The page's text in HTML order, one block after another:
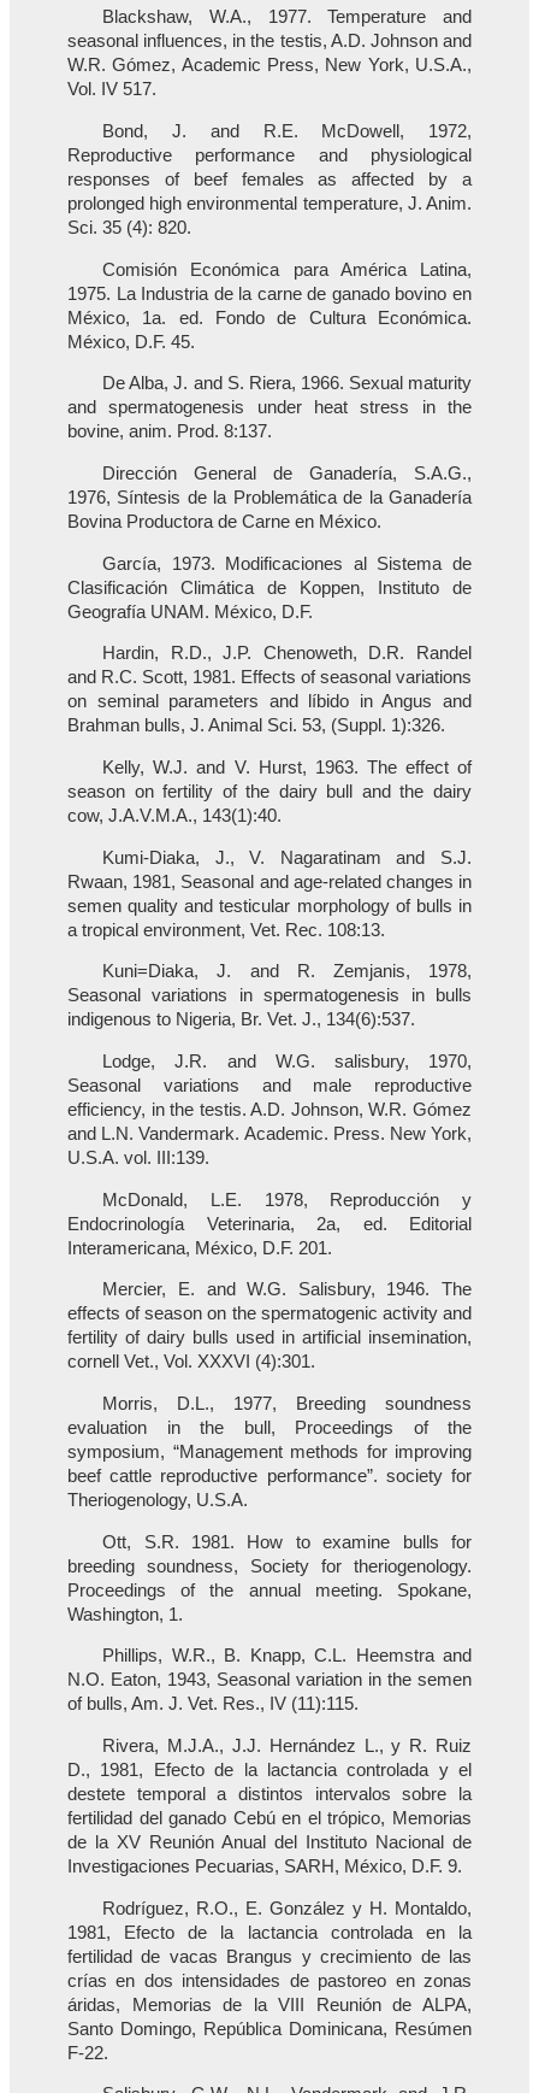
Blackshaw, W.A., 1977. Temperature and
seasonal influences, in the testis, A.D. Johnson and
W.R. Gómez, Academic Press, New York, U.S.A.,
Vol. IV 517.
Bond, J. and R.E. McDowell, 1972,
Reproductive performance and physiological
responses of beef females as affected by a
prolonged high environmental temperature, J. Anim.
Sci. 35 (4): 820.
Comisión Económica para América Latina,
1975. La Industria de la carne de ganado bovino en
México, 1a. ed. Fondo de Cultura Económica.
México, D.F. 45.
De Alba, J. and S. Riera, 1966. Sexual maturity
and spermatogenesis under heat stress in the
bovine, anim. Prod. 8:137.
Dirección General de Ganadería, S.A.G.,
1976, Síntesis de la Problemática de la Ganadería
Bovina Productora de Carne en México.
García, 1973. Modificaciones al Sistema de
Clasificación Climática de Koppen, Instituto de
Geografía UNAM. México, D.F.
Hardin, R.D., J.P. Chenoweth, D.R. Randel
and R.C. Scott, 1981. Effects of seasonal variations
on seminal parameters and líbido in Angus and
Brahman bulls, J. Animal Sci. 53, (Suppl. 1):326.
Kelly, W.J. and V. Hurst, 1963. The effect of
season on fertility of the dairy bull and the dairy
cow, J.A.V.M.A., 143(1):40.
Kumi-Diaka, J., V. Nagaratinam and S.J.
Rwaan, 1981, Seasonal and age-related changes in
semen quality and testicular morphology of bulls in
a tropical environment, Vet. Rec. 108:13.
Kuni=Diaka, J. and R. Zemjanis, 1978,
Seasonal variations in spermatogenesis in bulls
indigenous to Nigeria, Br. Vet. J., 134(6):537.
Lodge, J.R. and W.G. salisbury, 1970,
Seasonal variations and male reproductive
efficiency, in the testis. A.D. Johnson, W.R. Gómez
and L.N. Vandermark. Academic. Press. New York,
U.S.A. vol. III:139.
McDonald, L.E. 1978, Reproducción y
Endocrinología Veterinaria, 2a, ed. Editorial
Interamericana, México, D.F. 201.
Mercier, E. and W.G. Salisbury, 1946. The
effects of season on the spermatogenic activity and
fertility of dairy bulls used in artificial insemination,
cornell Vet., Vol. XXXVI (4):301.
Morris, D.L., 1977, Breeding soundness
evaluation in the bull, Proceedings of the
symposium, “Management methods for improving
beef cattle reproductive performance”. society for
Theriogenology, U.S.A.
Ott, S.R. 1981. How to examine bulls for
breeding soundness, Society for theriogenology.
Proceedings of the annual meeting. Spokane,
Washington, 1.
Phillips, W.R., B. Knapp, C.L. Heemstra and
N.O. Eaton, 1943, Seasonal variation in the semen
of bulls, Am. J. Vet. Res., IV (11):115.
Rivera, M.J.A., J.J. Hernández L., y R. Ruiz
D., 1981, Efecto de la lactancia controlada y el
destete temporal a distintos intervalos sobre la
fertilidad del ganado Cebú en el trópico, Memorias
de la XV Reunión Anual del Instituto Nacional de
Investigaciones Pecuarias, SARH, México, D.F. 9.
Rodríguez, R.O., E. González y H. Montaldo,
1981, Efecto de la lactancia controlada en la
fertilidad de vacas Brangus y crecimiento de las
crías en dos intensidades de pastoreo en zonas
áridas, Memorias de la VIII Reunión de ALPA,
Santo Domingo, República Dominicana, Resúmen
F-22.